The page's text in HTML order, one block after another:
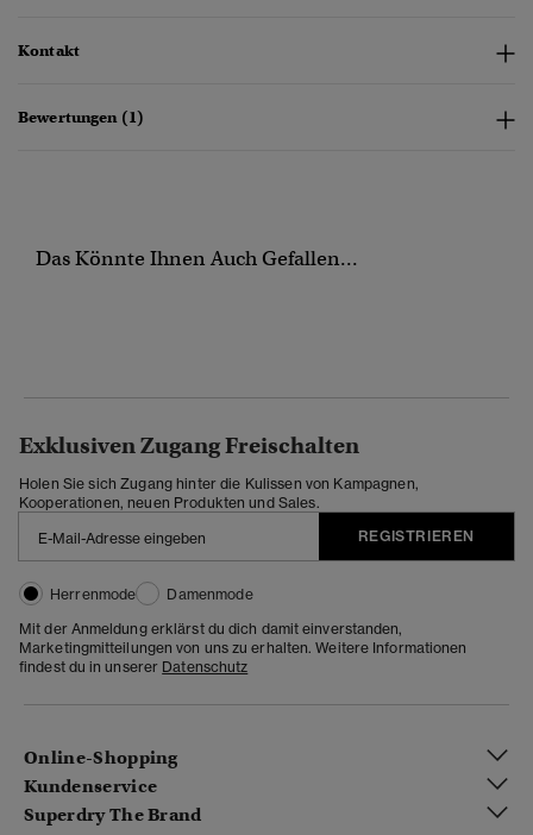
Kontakt
Bewertungen (1)
Das Könnte Ihnen Auch Gefallen...
Exklusiven Zugang Freischalten
Holen Sie sich Zugang hinter die Kulissen von Kampagnen,
Kooperationen, neuen Produkten und Sales.
REGISTRIEREN
Herrenmode
Damenmode
Mit der Anmeldung erklärst du dich damit einverstanden,
Marketingmitteilungen von uns zu erhalten. Weitere Informationen
findest du in unserer Datenschutz
Online-Shopping
Kundenservice
Superdry The Brand